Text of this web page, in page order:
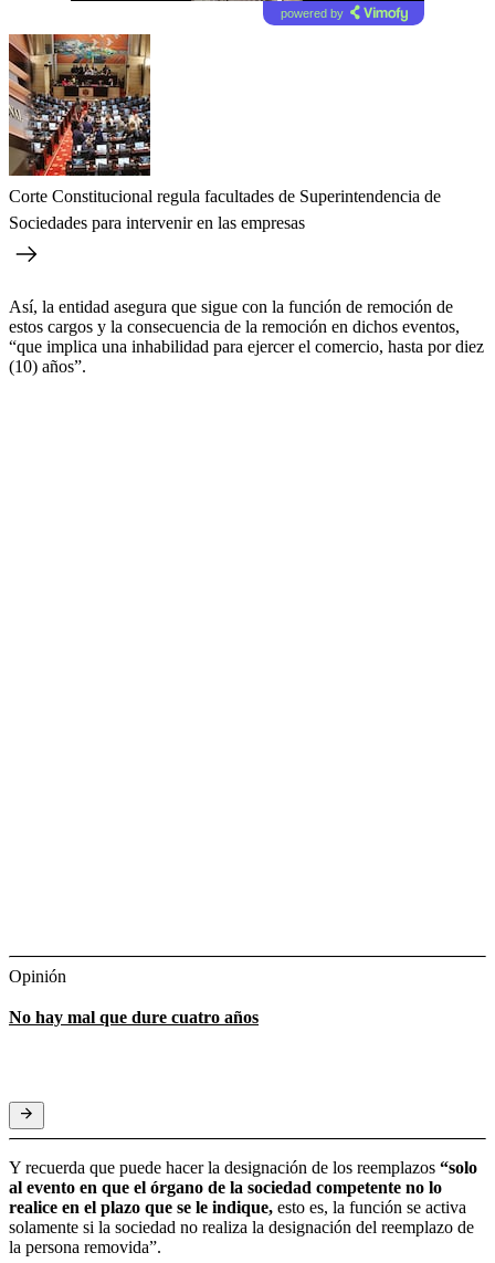
powered by
Corte Constitucional regula facultades de Superintendencia de
Sociedades para intervenir en las empresas
Así, la entidad asegura que sigue con la función de remoción de
estos cargos y la consecuencia de la remoción en dichos eventos,
“que implica una inhabilidad para ejercer el comercio, hasta por diez
(10) años”.
Opinión
No hay mal que dure cuatro años
Y recuerda que puede hacer la designación de los reemplazos “solo
al evento en que el órgano de la sociedad competente no lo
realice en el plazo que se le indique, esto es, la función se activa
solamente si la sociedad no realiza la designación del reemplazo de
la persona removida”.